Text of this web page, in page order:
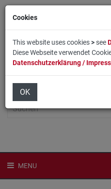
Home
MENU
Cookies
This website uses cookies>see
Diese Webseite verwendet
Datenschutzerklärung /
OK